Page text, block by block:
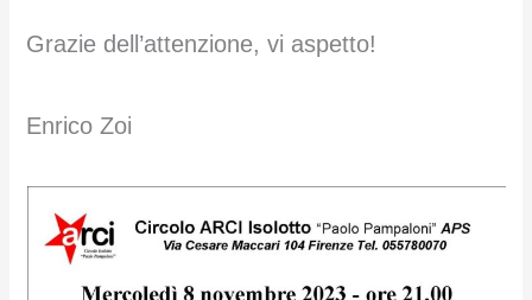
Grazie dell’attenzione, vi aspetto!
Enrico Zoi